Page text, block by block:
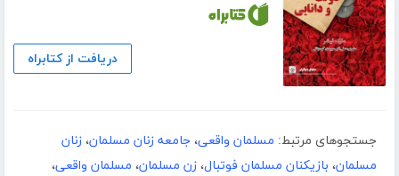
دریافت از کتابراه
جستجوهای مرتبط: مسلمان واقعی، جامعه زنان مسلمان، زنان
مسلمان، بازیکنان مسلمان فوتبال، زن مسلمان، مسلمان واقعی،